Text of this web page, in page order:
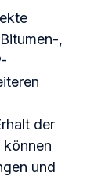
,
der
und